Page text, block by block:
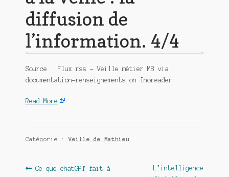
diffusion de
l’information. 4/4
Source : Flux rss – Veille métier MB via
documentation-renseignements on Inoreader
Read More
Catégorie :Veille de Mathieu
Navigation
Article
Ce que chatGPT fait à
Article
L’intelligence